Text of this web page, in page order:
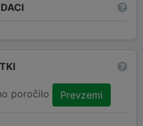
poročilo Prevzemi